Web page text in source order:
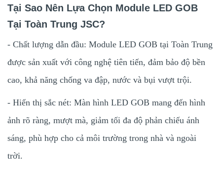
Tại Sao Nên Lựa Chọn Module LED GOB
Tại Toàn Trung JSC?
- Chất lượng dẫn đầu: Module LED GOB tại Toàn Trung
được sản xuất với công nghệ tiên tiến, đảm bảo độ bền
cao, khả năng chống va đập, nước và bụi vượt trội.
- Hiển thị sắc nét: Màn hình LED GOB mang đến hình
ảnh rõ ràng, mượt mà, giảm tối đa độ phản chiếu ánh
sáng, phù hợp cho cả môi trường trong nhà và ngoài
trời.